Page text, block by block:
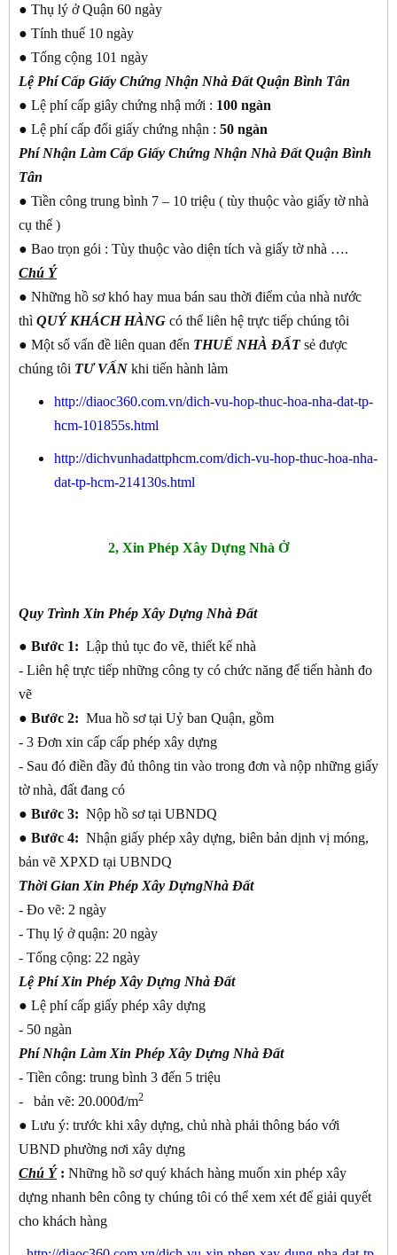
● Thụ lý ở Quận 60 ngày
● Tính thuế 10 ngày
● Tổng cộng 101 ngày
Lệ Phí Cấp Giấy Chứng Nhận Nhà Đất Quận Bình Tân
● Lệ phí cấp giây chứng nhậ mới : 100 ngàn
● Lệ phí cấp đổi giấy chứng nhận : 50 ngàn
Phí Nhận Làm Cấp Giấy Chứng Nhận Nhà Đất Quận Bình
Tân
● Tiền công trung bình 7 – 10 triệu ( tùy thuộc vào giấy tờ nhà
cụ thể )
● Bao trọn gói : Tùy thuộc vào diện tích và giấy tờ nhà ….
Chú Ý
● Những hồ sơ khó hay mua bán sau thời điểm của nhà nước
thì QUÝ KHÁCH HÀNG có thể liên hệ trực tiếp chúng tôi
● Một số vấn đề liên quan đến THUẾ NHÀ ĐẤTsẻ được
chúng tôi TƯ VẤN khi tiến hành làm
http://diaoc360.com.vn/dich-vu-hop-thuc-hoa-nha-dat-tp-
hcm-101855s.html
http://dichvunhadattphcm.com/dich-vu-hop-thuc-hoa-nha-
dat-tp-hcm-214130s.html
2, Xin Phép Xây Dựng Nhà Ở
Quy Trình Xin Phép Xây Dựng Nhà Đất
● Bước 1: Lập thủ tục đo vẽ, thiết kế nhà
- Liên hệ trực tiếp những công ty có chức năng để tiến hành đo
vẽ
● Bước 2: Mua hồ sơ tại Uỷ ban Quận, gồm
- 3 Đơn xin cấp cấp phép xây dựng
- Sau đó điền đầy đủ thông tin vào trong đơn và nộp những giấy
tờ nhà, đất đang có
● Bước 3: Nộp hồ sơ tại UBNDQ
● Bước 4: Nhận giấy phép xây dựng, biên bản dịnh vị móng,
bản vẽ XPXD tại UBNDQ
Thời Gian Xin Phép Xây DựngNhà Đất
- Đo vẽ: 2 ngày
- Thụ lý ở quận: 20 ngày
- Tổng cộng: 22 ngày
Lệ Phí Xin Phép Xây Dựng Nhà Đất
● Lệ phí cấp giấy phép xây dựng
- 50 ngàn
Phí Nhận Làm Xin Phép Xây Dựng Nhà Đất
- Tiền công: trung bình 3 đến 5 triệu
- bản vẽ: 20.000đ/m2
● Lưu ý: trước khi xây dựng, chủ nhà phải thông báo với
UBND phường nơi xây dựng
Chú Ý : Những hồ sơ quý khách hàng muốn xin phép xây
dựng nhanh bên công ty chúng tôi có thể xem xét để giải quyết
cho khách hàng